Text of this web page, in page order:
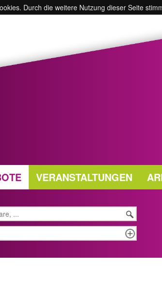
Durch die weitere Nutzung dieser Seite
VERANSTALTUNGEN